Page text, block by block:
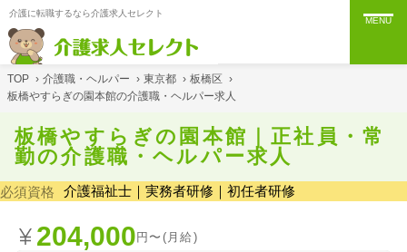
介護に転職するなら介護求人セレクト
MENU
TOP › 介護職・ヘルパー › 東京都 › 板橋区 ›
板橋やすらぎの園本館の介護職・ヘルパー求人
板橋やすらぎの園本館｜正社員・常
勤の介護職・ヘルパー求人
必須資格 介護福祉士｜実務者研修｜初任者研修
204,000円〜(月給)